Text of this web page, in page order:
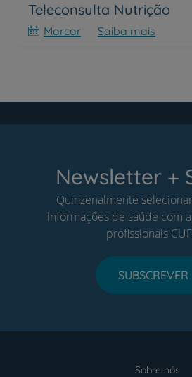
Teleconsulta Nutrição
Marcar Saiba mais
Newsletter +
Quinzenalmente
informações de saúde com
profissionais
SUBSCREVER
Sobre nós